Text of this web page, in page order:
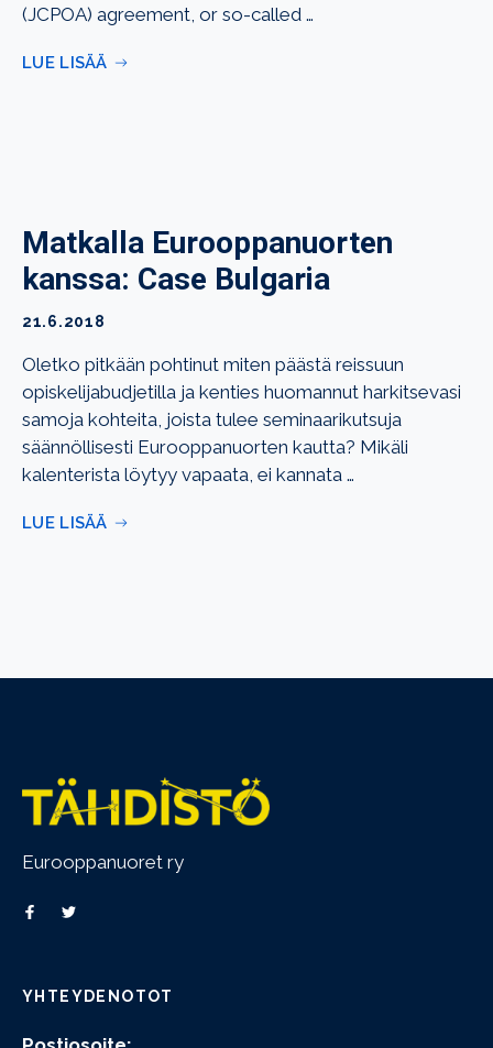
(JCPOA) agreement, or so-called …
LUE LISÄÄ
Matkalla Eurooppanuorten
kanssa: Case Bulgaria
21.6.2018
Oletko pitkään pohtinut miten päästä reissuun
opiskelijabudjetilla ja kenties huomannut harkitsevasi
samoja kohteita, joista tulee seminaarikutsuja
säännöllisesti Eurooppanuorten kautta? Mikäli
kalenterista löytyy vapaata, ei kannata …
LUE LISÄÄ
Eurooppanuoret ry
YHTEYDENOTOT